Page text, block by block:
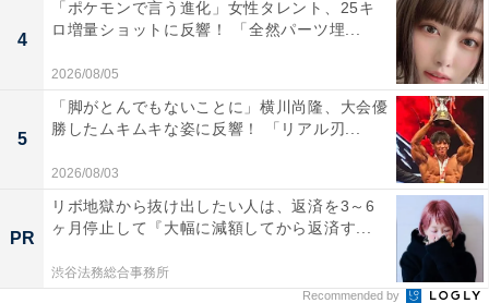
4
「ポケモンで言う進化」女性タレント、25キ
ロ増量ショットに反響！ 「全然パーツ埋...
2026/08/05
5
「脚がとんでもないことに」横川尚隆、大会優
勝したムキムキな姿に反響！ 「リアル刃...
2026/08/03
PR
リボ地獄から抜け出したい人は、返済を3～6
ヶ月停止して『大幅に減額してから返済す...
渋谷法務総合事務所
Recommended by